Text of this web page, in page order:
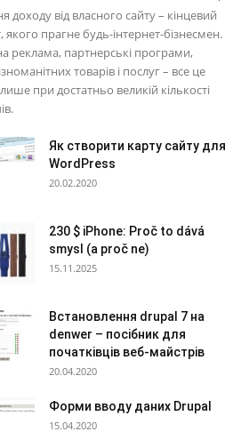
доходу від власного сайту – кінцевий
якого прагне будь-інтернет-бізнесмен.
реклама, партнерські програми,
товарів і послуг – все це
при достатньо великій кількості
Як створити карту сайту для
WordPress
20.02.2020
230 $ iPhone: Proč to dává
smysl (a proč ne)
15.11.2025
Встановлення drupal 7 на
denwer – посібник для
початківців веб-майстрів
20.04.2020
Форми вводу даних Drupal
15.04.2020